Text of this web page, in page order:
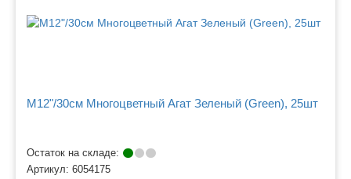
M12"/30см Многоцветный Агат Зеленый (Green), 25шт
Остаток на складе:
Артикул: 6054175